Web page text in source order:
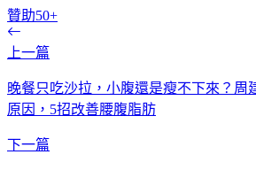
贊助50+
上一篇
晚餐只吃沙拉，小腹還是瘦不下來？周
原因，5招改善腰腹脂肪
下一篇